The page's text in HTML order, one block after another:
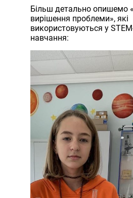
Більш детально опишемо
вирішення проблеми», які
використовуються у
навчання: